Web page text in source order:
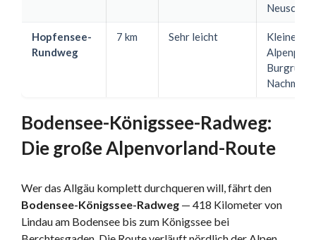
Hopfensee-
Rundweg
7 km Sehr leicht
Kleiner
Bodensee-Königssee-Radweg:
Die große Alpenvorland-Route
Wer das Allgäu komplett durchqueren will, fährt den
Bodensee-Königssee-Radweg — 418 Kilometer von
Lindau am Bodensee bis zum Königssee bei